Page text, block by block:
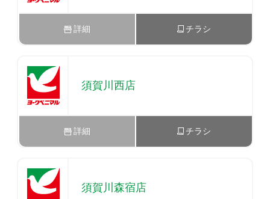
詳細 チラシ
須賀川西店
詳細 チラシ
須賀川森宿店